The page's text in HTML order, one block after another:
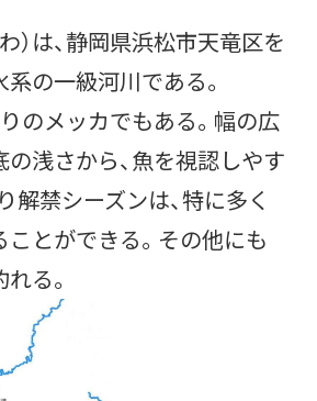
）は、静岡県浜松市天竜区を
の一級河川である。
のメッカでもある。幅の広
浅さから、魚を視認しやす
解禁シーズンは、特に多く
とができる。その他にも
る。